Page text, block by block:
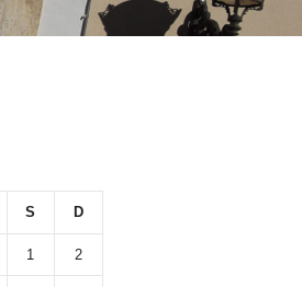
S D
1 2